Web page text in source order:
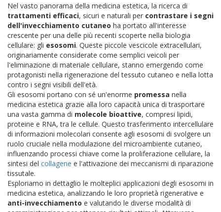
Nel vasto panorama della medicina estetica, la ricerca di
trattamenti efficaci, sicuri e naturali per contrastare i segni
dell'invecchiamento cutaneo ha portato all'interesse
crescente per una delle più recenti scoperte nella biologia
cellulare: gli esosomi. Queste piccole vescicole extracellulari,
originariamente considerate come semplici veicoli per
l'eliminazione di materiale cellulare, stanno emergendo come
protagonisti nella rigenerazione del tessuto cutaneo e nella lotta
contro i segni visibili dell'età.
Gli esosomi portano con sé un'enorme promessa nella
medicina estetica grazie alla loro capacità unica di trasportare
una vasta gamma di molecole bioattive, compresi lipidi,
proteine e RNA, tra le cellule. Questo trasferimento intercellulare
di informazioni molecolari consente agli esosomi di svolgere un
ruolo cruciale nella modulazione del microambiente cutaneo,
influenzando processi chiave come la proliferazione cellulare, la
sintesi del collagene e l'attivazione dei meccanismi di riparazione
tissutale.
Esploriamo in dettaglio le molteplici applicazioni degli esosomi in
medicina estetica, analizzando le loro proprietà rigenerative e
anti-invecchiamento e valutando le diverse modalità di